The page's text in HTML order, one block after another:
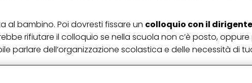
al bambino. Poi dovresti fissare un colloquio con il dirigente
rifiutare il colloquio se nella scuola non c’è posto,
parlare dell’organizzazione scolastica e delle necessità di